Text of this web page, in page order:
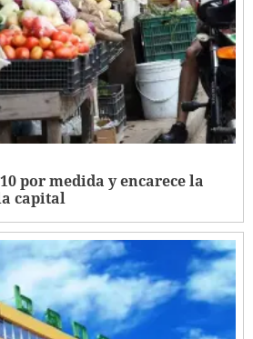
por medida y encarece la
capital